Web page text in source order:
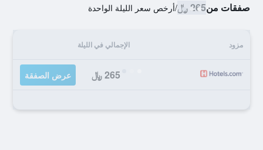
صفقات من265 ﷼ /أرخص سعر الليلة الواحدة
مزود الإجمالي في الليلة
265 ﷼ عرض الصفقة